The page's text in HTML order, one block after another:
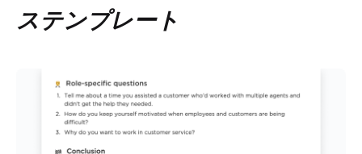
ステンプレート